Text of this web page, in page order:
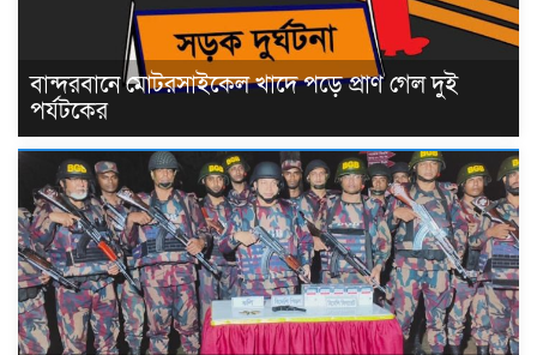
বান্দরবানে মোটরসাইকেল খাদে পড়ে প্রাণ গেল দুই
পর্যটকের